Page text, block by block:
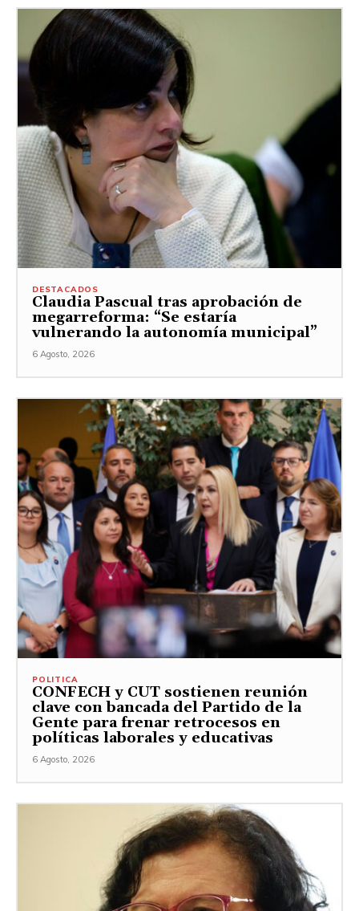
DESTACADOS
Claudia Pascual tras aprobación de
megarreforma: “Se estaría
vulnerando la autonomía municipal”
6 Agosto, 2026
POLITICA
CONFECH y CUT sostienen reunión
clave con bancada del Partido de la
Gente para frenar retrocesos en
políticas laborales y educativas
6 Agosto, 2026